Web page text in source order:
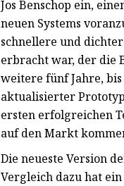
Jos Benschop ein,
neuen Systems
schnellere und
erbracht war, der die
weitere fünf Jahre,
aktualisierter
ersten erfolgreichen
auf den Markt
Die neueste Version
Vergleich dazu hat